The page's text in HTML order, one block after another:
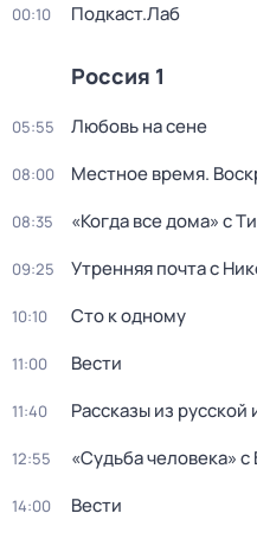
00:10 Подкаст.Лаб
Россия 1
05:55 Любовь на сене
08:00 Местное время.
08:35 «Когда все дома» с
09:25 Утренняя почта с
10:10 Сто к одному
11:00 Вести
11:40 Рассказы из русской
12:55 «Судьба человека»
14:00 Вести